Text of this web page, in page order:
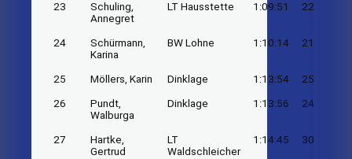
23
Schuling,
Annegret
LT Hausstette 1:09:51 22
24
Schürmann,
Karina
BW Lohne 1:10:14 21
25 Möllers, Karin Dinklage 1:13:54 25
26
Pundt,
Walburga
Dinklage 1:13:56 24
27
Hartke,
Gertrud
LT
Waldschleicher
1:14:45 30